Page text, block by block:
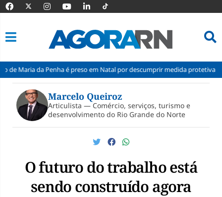
Penha é preso em Natal por descumprir medida protetiva Inmet
Pular
conteúdo
Marcelo Queiroz
Articulista — Comércio, serviços, turismo e
desenvolvimento do Rio Grande do Norte
O futuro do trabalho está
sendo construído agora